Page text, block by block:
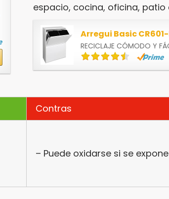
espacio, cocina, oficina,
RECICLAJE CÓMODO Y
Contras
– Puede oxidarse si se